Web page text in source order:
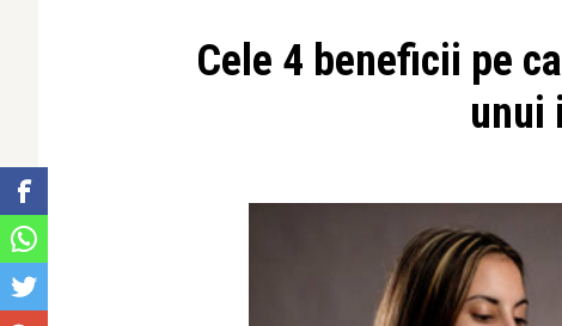
Cele 4 beneficii pe
unui